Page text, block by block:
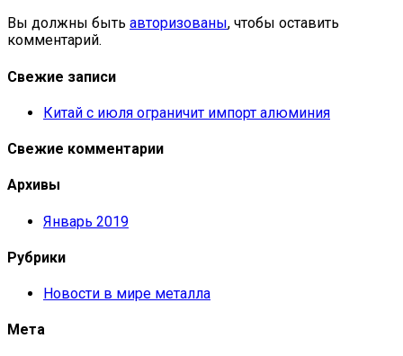
Вы должны быть авторизованы, чтобы оставить
комментарий.
Свежие записи
Китай с июля ограничит импорт алюминия
Свежие комментарии
Архивы
Январь 2019
Рубрики
Новости в мире металла
Мета